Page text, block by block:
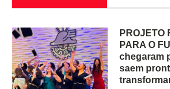
PROJETO
PARA O
chegaram
saem